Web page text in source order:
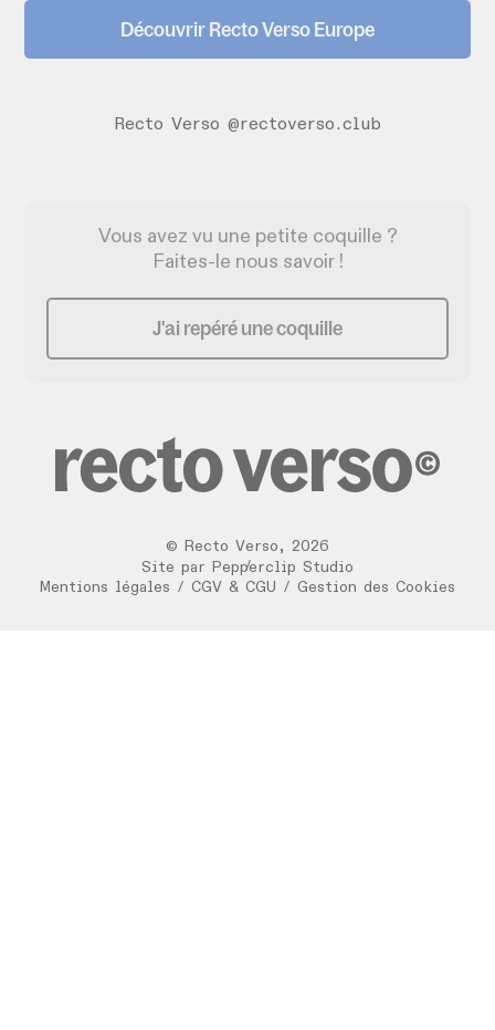
Découvrir Recto Verso Europe
Recto Verso @rectoverso.club
Vous avez vu une petite coquille ?
Faites-le nous savoir !
J'ai repéré une coquille
© Recto Verso , 2026
/
Site par
Pepperclip Studio
Mentions légales / CGV & CGU / Gestion des Cookies